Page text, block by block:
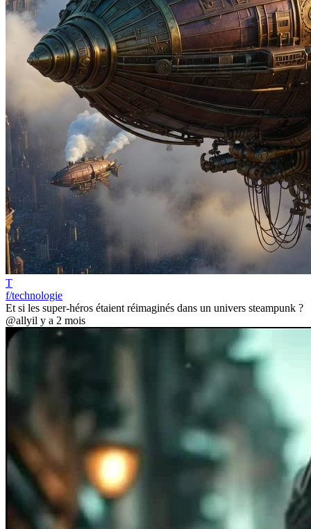
T
f/technologie
Et si les super-héros étaient réimaginés dans un univers steampunk ?
@allyil y a 2 mois